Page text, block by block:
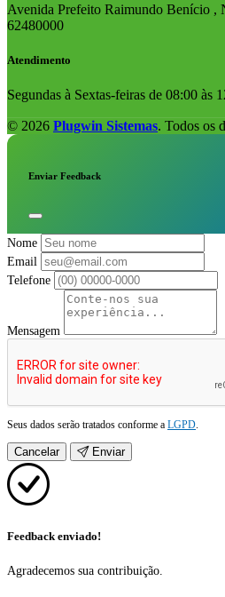
Avenida Prefeito Raimundo Benício ,
62480000
Atendimento
Segundas à Sextas-feiras de 08:00 às
© 2026 Plugwin Sistemas. Todos os
Enviar Feedback
Nome
Email
Telefone
Mensagem
Seus dados serão tratados conforme a LGPD.
Cancelar Enviar
Feedback enviado!
Agradecemos sua contribuição.